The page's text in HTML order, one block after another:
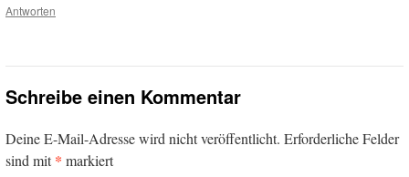
Antworten
Schreibe einen Kommentar
Deine E-Mail-Adresse wird nicht veröffentlicht. Erforderliche Felder
sind mit* markiert